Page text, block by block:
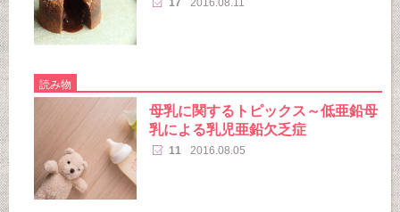
17 2016.08.11
読み物
母乳に関するトピックス～低亜鉛母
乳による乳児亜鉛欠乏症
11 2016.08.05